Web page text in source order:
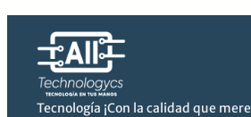
original
era:
$4110.09.
actual
es:
$3573.99.
Tecnología ¡Con la calidad que